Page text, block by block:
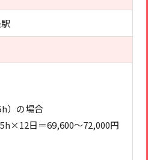
）の場合
日＝69,600～72,000円